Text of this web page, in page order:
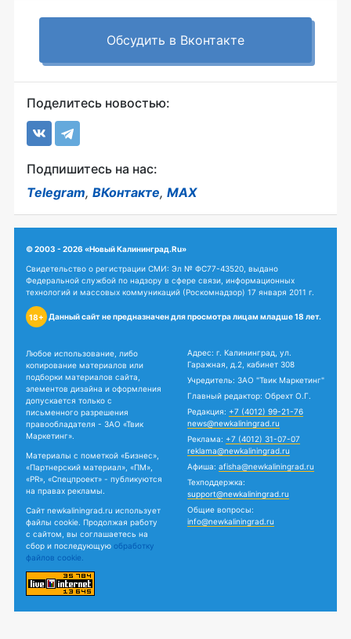
Обсудить в Вконтакте
Поделитесь новостью:
Подпишитесь на нас:
Telegram, ВКонтакте, MAX
© 2003 - 2026 «Новый Калининград.Ru»
Свидетельство о регистрации СМИ: Эл № ФС77-43520, выдано
Федеральной службой по надзору в сфере связи, информационных
технологий и массовых коммуникаций (Роскомнадзор) 17 января 2011 г.
18+ Данный сайт не предназначен для просмотра лицам младше 18 лет.
Любое использование, либо
копирование материалов или
подборки материалов сайта,
элементов дизайна и оформления
допускается только с
письменного разрешения
правообладателя - ЗАО «Твик
Маркетинг».
Материалы с пометкой «Бизнес»,
«Партнерский материал», «ПМ»,
«PR», «Спецпроект» - публикуются
на правах рекламы.
Сайт newkaliningrad.ru использует
файлы cookie. Продолжая работу
с сайтом, вы соглашаетесь на
сбор и последующую обработку
файлов cookie.
Адрес: г. Калининград, ул.
Гаражная, д.2, кабинет 308
Учредитель: ЗАО "Твик Маркетинг"
Главный редактор: Обрехт О.Г.
Редакция: +7 (4012) 99-21-76
news@newkaliningrad.ru
Реклама: +7 (4012) 31-07-07
reklama@newkaliningrad.ru
Афиша: afisha@newkaliningrad.ru
Техподдержка:
support@newkaliningrad.ru
Общие вопросы:
info@newkaliningrad.ru